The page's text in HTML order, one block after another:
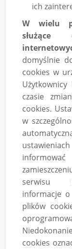
ich
W wielu
służące
domyślnie
cookies w
czasie
cookies.
w
serwisu
informacje
plików
cookies